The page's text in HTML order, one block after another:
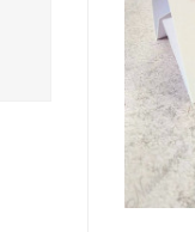
Телефон: 0 (22)
Подробно